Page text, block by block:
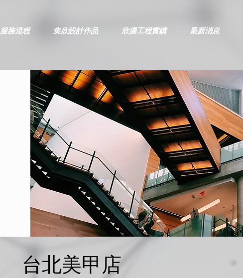
服務流程 集欣設計作品 欣揚工程實績 最新消息
台北美甲店